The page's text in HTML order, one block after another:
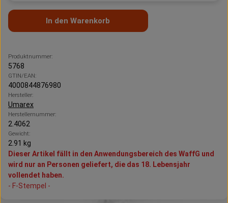
In den Warenkorb
Produktnummer:
5768
GTIN/EAN:
4000844876980
Hersteller:
Umarex
Herstellernummer:
2.4062
Gewicht:
2.91 kg
Dieser Artikel fällt in den Anwendungsbereich des WaffG und
wird nur an Personen geliefert, die das 18. Lebensjahr
vollendet haben.
- F-Stempel -